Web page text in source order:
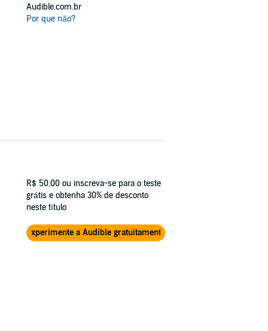
Audible.com.br
Por que não?
R$ 50,00 ou inscreva-se para o teste
grátis e obtenha 30% de desconto
neste título
Experimente a Audible gratuitamente